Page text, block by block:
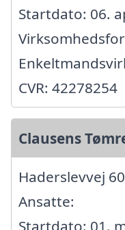
Startdato: 06.
CVR: 42278254
Clausens
Haderslevvej
Ansatte: